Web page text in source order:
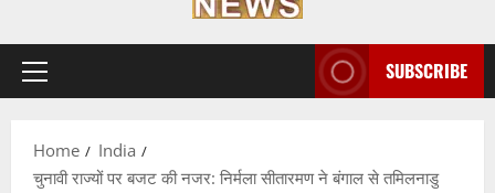
Primary
SUBSCRIBE
Home
India
चुनावी राज्यों पर बजट की नजर: निर्मला सीतारमण ने बंगाल से तमिलनाडु